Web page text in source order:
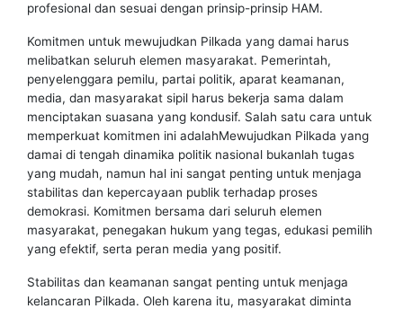
profesional dan sesuai dengan prinsip-prinsip HAM.
Komitmen untuk mewujudkan Pilkada yang damai harus
melibatkan seluruh elemen masyarakat. Pemerintah,
penyelenggara pemilu, partai politik, aparat keamanan,
media, dan masyarakat sipil harus bekerja sama dalam
menciptakan suasana yang kondusif. Salah satu cara untuk
memperkuat komitmen ini adalahMewujudkan Pilkada yang
damai di tengah dinamika politik nasional bukanlah tugas
yang mudah, namun hal ini sangat penting untuk menjaga
stabilitas dan kepercayaan publik terhadap proses
demokrasi. Komitmen bersama dari seluruh elemen
masyarakat, penegakan hukum yang tegas, edukasi pemilih
yang efektif, serta peran media yang positif.
Stabilitas dan keamanan sangat penting untuk menjaga
kelancaran Pilkada. Oleh karena itu, masyarakat diminta